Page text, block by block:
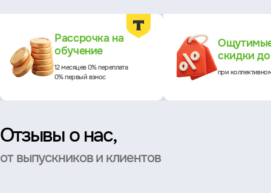
Рассрочка на
обучение
12 месяцев 0% переплата
0% первый взнос
скидки
при
Отзывы о нас,
от выпускников и клиентов